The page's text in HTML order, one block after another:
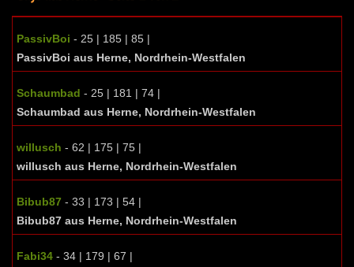
PassivBoi - 25 | 185 | 85 |
PassivBoi aus Herne, Nordrhein-Westfalen
Schaumbad - 25 | 181 | 74 |
Schaumbad aus Herne, Nordrhein-Westfalen
willusch - 62 | 175 | 75 |
willusch aus Herne, Nordrhein-Westfalen
Bibub87 - 33 | 173 | 54 |
Bibub87 aus Herne, Nordrhein-Westfalen
Fabi34 - 34 | 179 | 67 |